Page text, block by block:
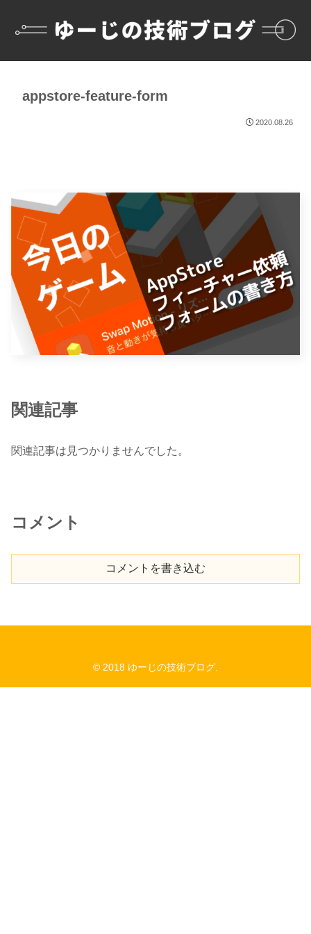
appstore-feature-form
2020.08.26
関連記事
関連記事は見つかりませんでした。
コメント
コメントを書き込む
© 2018 ゆーじの技術ブログ.